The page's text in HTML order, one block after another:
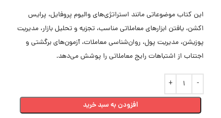
این کتاب موضوعاتی مانند استراتژی‌های والیوم پروفایل، پرایس
اکشن، یافتن ابزارهای معاملاتی مناسب، تجزیه و تحلیل بازار، مدیریت
پوزیشن، مدیریت پول، روان‌شناسی معاملات، آزمون‌های برگشتی و
اجتناب از اشتباهات رایج معاملاتی را پوشش می‌دهد.
افزودن به سبد خرید